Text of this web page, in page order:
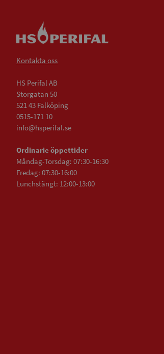
Kontakta oss
HS Perifal AB
Storgatan 50
521 43 Falköping
0515-171 10
info@hsperifal.se
Ordinarie öppettider
Måndag-Torsdag: 07:30-16:30
Fredag: 07:30-16:00
Lunchstängt: 12:00-13:00